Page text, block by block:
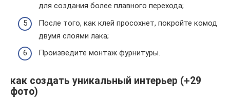
для создания более плавного перехода;
После того, как клей просохнет, покройте комод
двумя слоями лака;
Произведите монтаж фурнитуры.
как создать уникальный интерьер (+29
фото)